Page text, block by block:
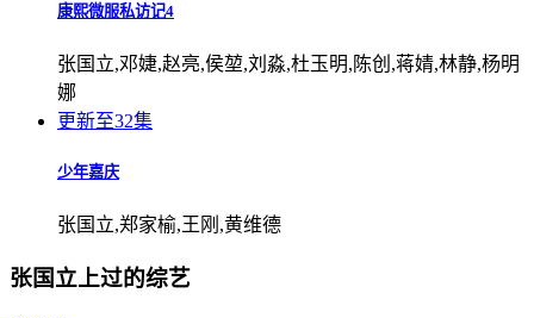
康熙微服私访记4
张国立,邓婕,赵亮,侯堃,刘淼,杜玉明,陈创,蒋婧,林静,杨明
娜
更新至32集
少年嘉庆
张国立,郑家榆,王刚,黄维德
张国立上过的综艺